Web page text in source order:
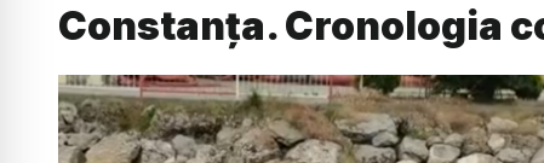
Constanța. Cronologia